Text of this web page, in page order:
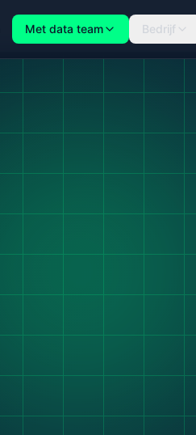
Met data team Bedrijf